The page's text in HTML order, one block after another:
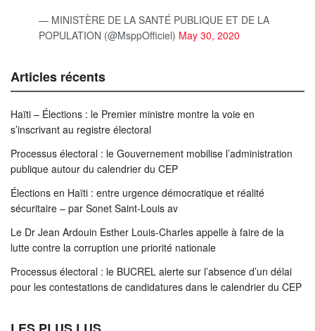
— MINISTÈRE DE LA SANTÉ PUBLIQUE ET DE LA
POPULATION (@MsppOfficiel) May 30, 2020
Articles récents
Haïti – Élections : le Premier ministre montre la voie en
s’inscrivant au registre électoral
Processus électoral : le Gouvernement mobilise l’administration
publique autour du calendrier du CEP
Élections en Haïti : entre urgence démocratique et réalité
sécuritaire – par Sonet Saint-Louis av
Le Dr Jean Ardouin Esther Louis-Charles appelle à faire de la
lutte contre la corruption une priorité nationale
Processus électoral : le BUCREL alerte sur l’absence d’un délai
pour les contestations de candidatures dans le calendrier du CEP